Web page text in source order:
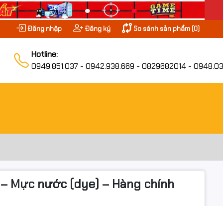
Đăng nhập Đăng ký So sánh sản phẩm (0)
Hotline:
0949.851.037 - 0942.938.669 - 0829682014 -
Mực nước (dye) – Hàng chính